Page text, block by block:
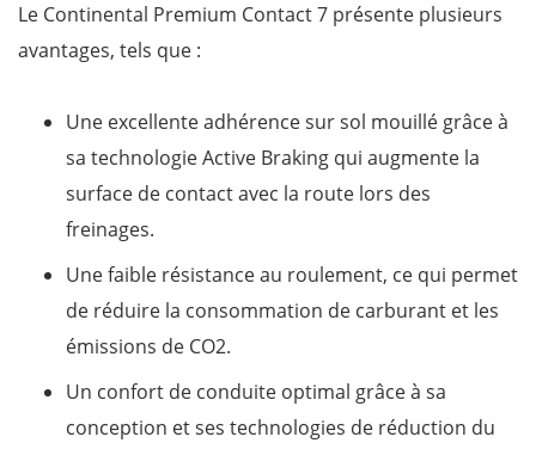
Le Continental Premium Contact 7 présente plusieurs
avantages, tels que :
Une excellente adhérence sur sol mouillé grâce à
sa technologie Active Braking qui augmente la
surface de contact avec la route lors des
freinages.
Une faible résistance au roulement, ce qui permet
de réduire la consommation de carburant et les
émissions de CO2.
Un confort de conduite optimal grâce à sa
conception et ses technologies de réduction du